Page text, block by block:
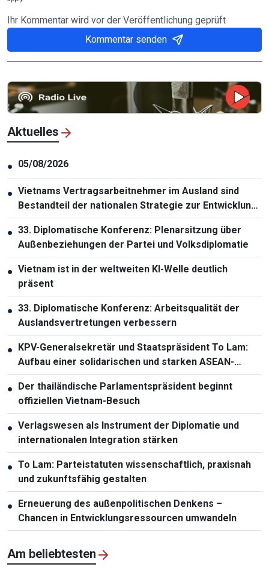
Ihr Kommentar wird vor der Veröffentlichung geprüft
Kommentar senden
Aktuelles
● 05/08/2026
● Vietnams Vertragsarbeitnehmer im Ausland sind
Bestandteil der nationalen Strategie zur Entwicklung
der Humanressourcen
● 33. Diplomatische Konferenz: Plenarsitzung über
Außenbeziehungen der Partei und Volksdiplomatie
● Vietnam ist in der weltweiten KI-Welle deutlich
präsent
● 33. Diplomatische Konferenz: Arbeitsqualität der
Auslandsvertretungen verbessern
● KPV-Generalsekretär und Staatspräsident To Lam:
Aufbau einer solidarischen und starken ASEAN-
Gemeinschaft
● Der thailändische Parlamentspräsident beginnt
offiziellen Vietnam-Besuch
● Verlagswesen als Instrument der Diplomatie und
internationalen Integration stärken
● To Lam: Parteistatuten wissenschaftlich, praxisnah
und zukunftsfähig gestalten
● Erneuerung des außenpolitischen Denkens –
Chancen in Entwicklungsressourcen umwandeln
Am beliebtesten